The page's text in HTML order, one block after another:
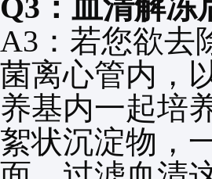
Q3 ：血清解
A3 ：若您欲
菌离心管内，
养基内一起培养
絮状沉淀物，